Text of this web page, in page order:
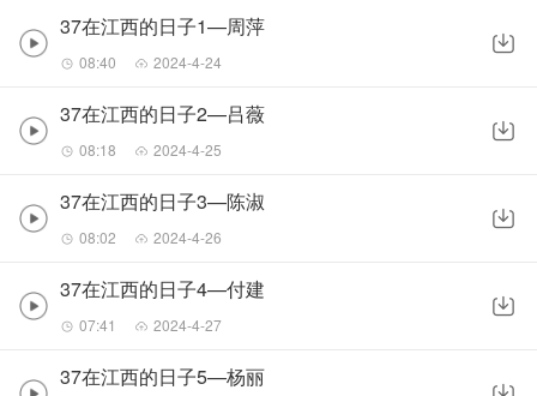
37在江西的日子1—周萍
08:40 2024-4-24
37在江西的日子2—吕薇
08:18 2024-4-25
37在江西的日子3—陈淑
08:02 2024-4-26
37在江西的日子4—付建
07:41 2024-4-27
37在江西的日子5—杨丽